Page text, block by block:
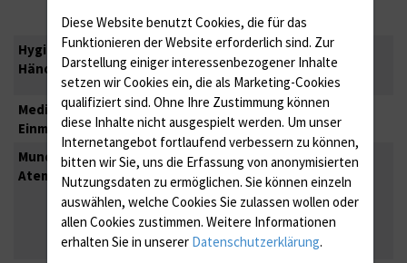
Hygienische
Händedesinfektion
Standard
Medizinische
Einmalhandschuhe
Standard
Mund-Nasen-Schutz
Atemmasken
Bei immunem Personal nicht
erforderlich
Bei
nicht
immunem Personal
erforderlich
Gegebenenfalls Schutzbrille
Diese Website benutzt Cookies, die für das
Funktionieren der Website erforderlich sind. Zur
Darstellung einiger interessenbezogener Inhalte
setzen wir Cookies ein, die als Marketing-Cookies
qualifiziert sind. Ohne Ihre Zustimmung können
diese Inhalte nicht ausgespielt werden. Um unser
Internetangebot fortlaufend verbessern zu können,
bitten wir Sie, uns die Erfassung von anonymisierten
Nutzungsdaten zu ermöglichen. Sie können einzeln
auswählen, welche Cookies Sie zulassen wollen oder
allen Cookies zustimmen. Weitere Informationen
erhalten Sie in unserer Datenschutzerklärung.